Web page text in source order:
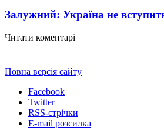
Залужний: Україна не
Читати коментарі
Повна версія сайту
Facebook
Twitter
RSS-стрічки
E-mail розсилка